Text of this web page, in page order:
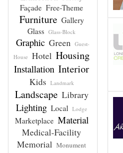
Façade Free-Theme
Furniture Gallery
Glass Glass-Block
Graphic Green Guest-
House Hotel Housing
Installation Interior
Kids Landmark
Landscape Library
Lighting Local Lodge
Marketplace Material
Medical-Facility
Memorial Monument